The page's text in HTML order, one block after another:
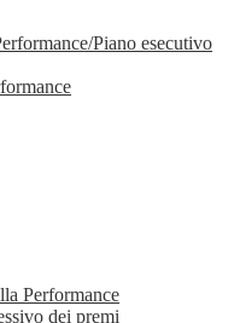
Piano esecutivo
Performance
dei premi